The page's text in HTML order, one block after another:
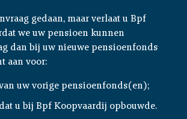
gedaan, maar verlaat u Bpf
we uw pensioen kunnen
dan bij uw nieuwe pensioenfonds
aan voor:
uw vorige pensioenfonds(en);
u bij Bpf Koopvaardij opbouwde.